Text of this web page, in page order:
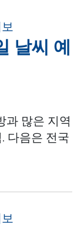
날씨 예
과 많은 지역
다음은 전국